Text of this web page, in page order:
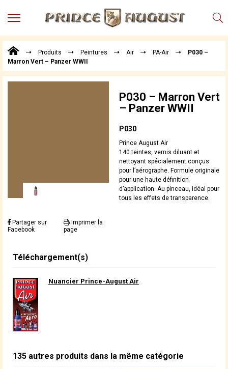
MENU
Points
de
Vente
Produits Peintures Air PA-Air
P030 –
Marron Vert – Panzer WWII
Partager sur
Facebook
Imprimer la
page
P030 – Marron Vert
– Panzer WWII
P030
Prince August Air
140 teintes, vernis diluant et
nettoyant spécialement conçus
pour l’aérographe. Formule originale
pour une haute définition
d’application. Au pinceau, idéal pour
tous les effets de transparence.
Téléchargement(s)
Nuancier Prince-August Air
135 autres produits dans la même catégorie